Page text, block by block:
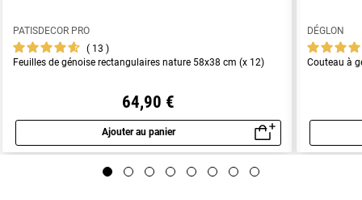
PATISDECOR PRO
13
Feuilles de génoise rectangulaires nature 58x38 cm (x 12)
64,90 €
Ajouter au panier
Aperçu rapide
DÉGLON
Couteau à